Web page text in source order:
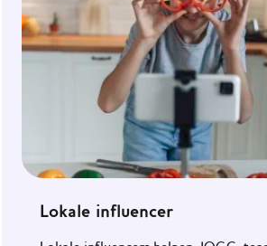
Lokale influencer